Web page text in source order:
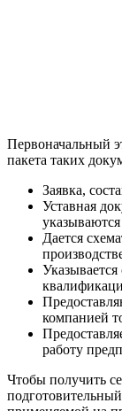
Первоначальный
пакета таких
Заявка,
Уставная
Дается
Указывается
компанией
работу
Чтобы получить